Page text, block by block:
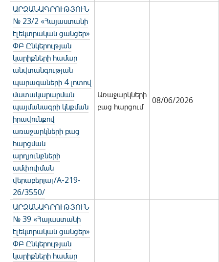
ԱՐՁԱՆԱԳՐՈՒԹՅՈՒՆ
№ 23/2 «Հայաստանի
էլեկտրական ցանցեր»
ՓԲ Ընկերության
կարիքների համար
անվտանգության
պարագաների 4 լոտով
մատակարարման
պայմանագրի կնքման
իրավունքով
առաջարկների բաց
հարցման
արդյունքների
ամփոփման
վերաբերյալ/A-219-
26/3550/
Առաջարկների
բաց հարցում
08/06/2026
ԱՐՁԱՆԱԳՐՈՒԹՅՈՒՆ
№ 39 «Հայաստանի
էլեկտրական ցանցեր»
ՓԲ Ընկերության
կարիքների համար